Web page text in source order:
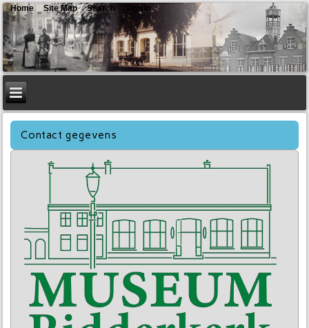
Contact gegevens
Home Site Map Search Sign In